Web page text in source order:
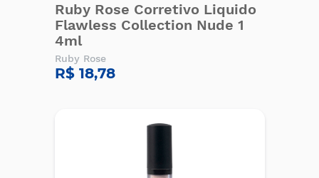
Ruby Rose Corretivo Liquido
Flawless Collection Nude 1
4ml
Ruby Rose
R$ 18,78